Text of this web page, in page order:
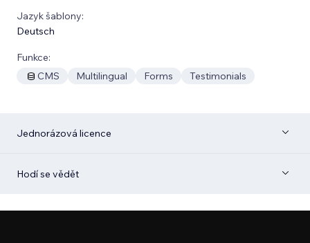
Jazyk šablony:
Deutsch
Funkce:
CMS
Multilingual Forms Testimonials
Jednorázová licence
Hodí se vědět